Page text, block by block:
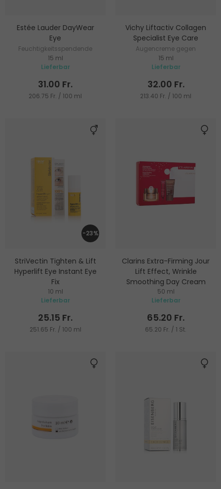
Estée Lauder DayWear
Eye
Feuchtigkeitsspendende
Augengel-Creme mit
Kühleffekt
15 ml
Lieferbar
31.00 Fr.
206.75 Fr. / 100 ml
Vichy Liftactiv Collagen
Specialist Eye Care
Augencreme gegen
Alterungszeichen
15 ml
Lieferbar
32.00 Fr.
213.40 Fr. / 100 ml
-23%
StriVectin Tighten & Lift
Hyperlift Eye Instant Eye
Fix
Augenserum
10 ml
Lieferbar
25.15 Fr.
251.65 Fr. / 100 ml
Clarins Extra-Firming Jour
Lift Effect, Wrinkle
Smoothing Day Cream
Tagescreme
50 ml
Lieferbar
65.20 Fr.
65.20 Fr. / 1 St.